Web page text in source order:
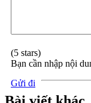
(5 stars)
Bạn cần nhập nội
Gửi đi